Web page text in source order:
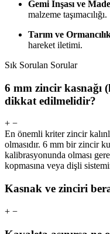
Gemi İnşası ve
malzeme taşımacılığı.
Tarım ve
hareket iletimi.
Sık Sorulan Sorular
6 mm zincir kasnağı
dikkat edilmelidir?
+ −
En önemli kriter zincir
olmasıdır. 6 mm bir zincir
kalibrasyonunda olması
kopmasına veya dişli
Kasnak ve zinciri
+ −